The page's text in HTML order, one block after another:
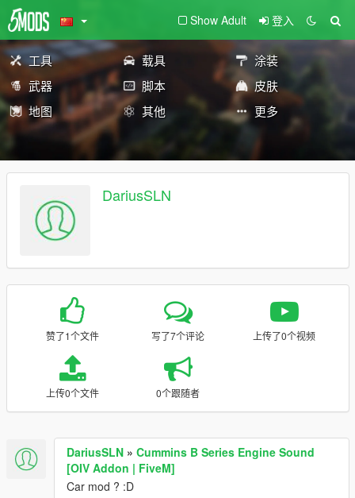
Show Adult 登入
工具 载具
涂装
武器
脚本
皮肤
地图
其他 更多
DariusSLN
赞了1个文件 写了7个评论 上传了0个视频
上传0个文件 0个跟随者
DariusSLN » Cummins B Series Engine Sound
[OIV Addon | FiveM]
Car mod ? :D